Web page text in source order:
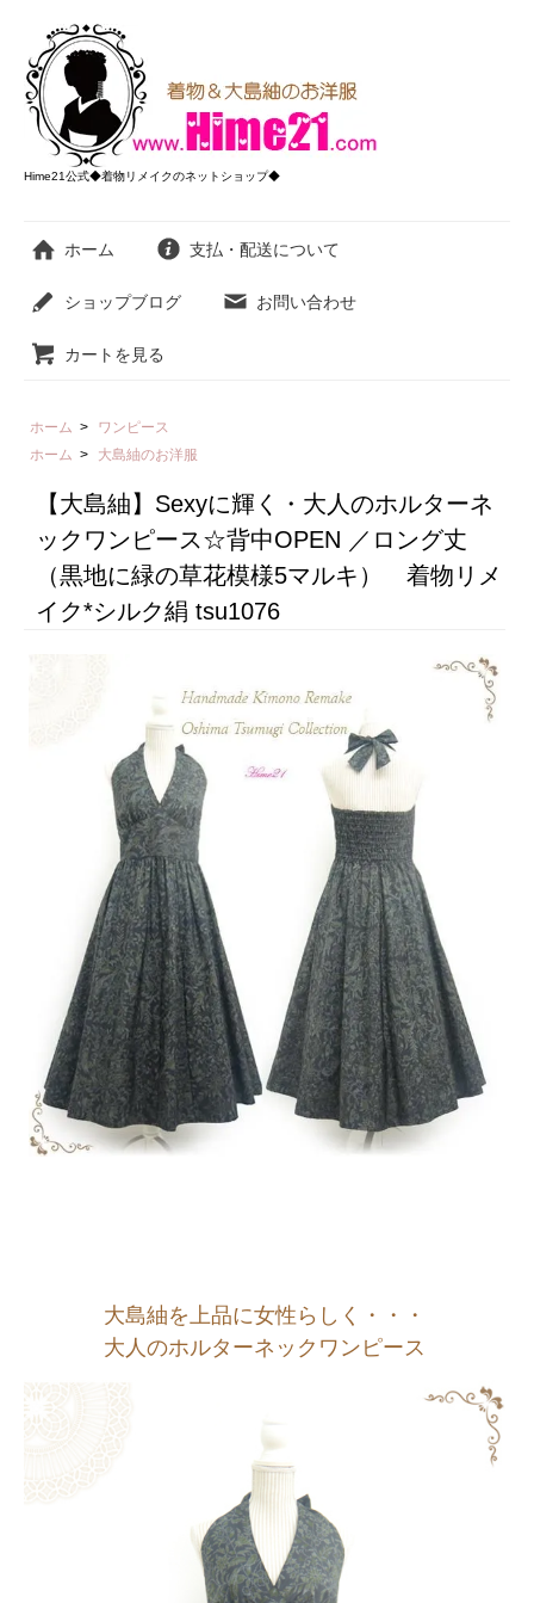
Hime21公式◆着物リメイクのネットショップ◆
ホーム 支払・配送について
ショップブログ お問い合わせ
カートを見る
ホーム >
ワンピース
ホーム > 大島紬のお洋服
【大島紬】Sexyに輝く・大人のホルターネ
ックワンピース☆背中OPEN ／ロング丈
（黒地に緑の草花模様5マルキ） 着物リメ
イク*シルク絹 tsu1076
大島紬を上品に女性らしく・・・
大人のホルターネックワンピース